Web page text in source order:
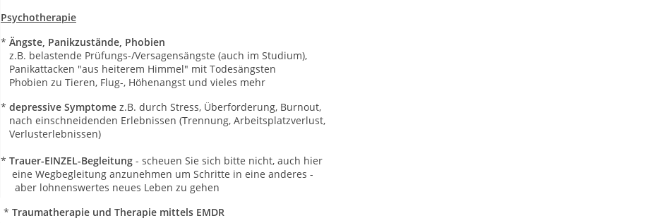
Psychotherapie
* Ängste, Panikzustände, Phobien
z.B. belastende Prüfungs-/Versagensängste (auch im Studium),
Panikattacken "aus heiterem Himmel" mit Todesängsten
Phobien zu Tieren, Flug-, Höhenangst und vieles mehr
* depressive Symptome z.B. durch Stress, Überforderung, Burnout,
nach einschneidenden Erlebnissen (Trennung, Arbeitsplatzverlust,
Verlusterlebnissen)
* Trauer-EINZEL-Begleitung - scheuen Sie sich bitte nicht, auch hier
eine Wegbegleitung anzunehmen um Schritte in eine anderes -
aber lohnenswertes neues Leben zu gehen
* Traumatherapie und Therapie mittels EMDR